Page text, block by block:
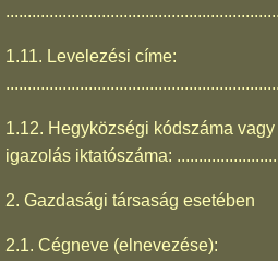
1.11. Levelezési címe:
1.12. Hegyközségi kódszáma
igazolás iktatószáma:
2. Gazdasági társaság esetében
2.1. Cégneve (elnevezése):